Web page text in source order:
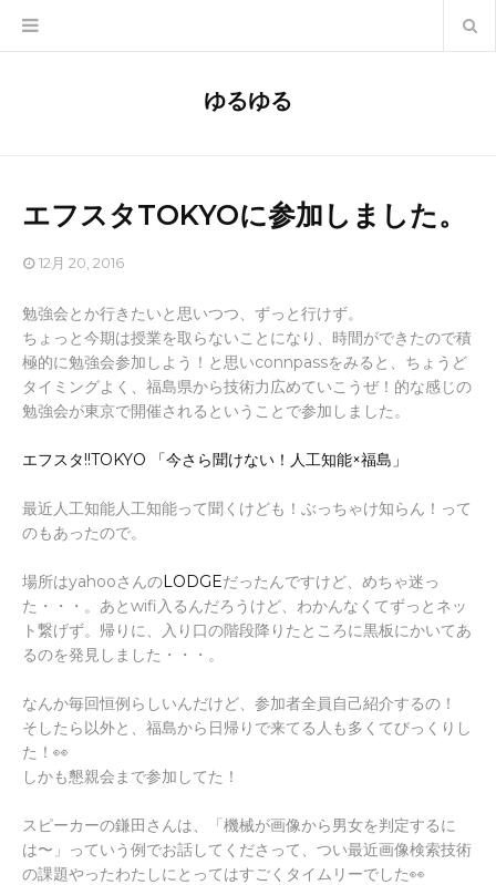
ゆるゆる
エフスタTOKYOに参加しました。
12月 20, 2016
勉強会とか行きたいと思いつつ、ずっと行けず。
ちょっと今期は授業を取らないことになり、時間ができたので積
極的に勉強会参加しよう！と思いconnpassをみると、ちょうど
タイミングよく、福島県から技術力広めていこうぜ！的な感じの
勉強会が東京で開催されるということで参加しました。
エフスタ!!TOKYO 「今さら聞けない！人工知能×福島」
最近人工知能人工知能って聞くけども！ぶっちゃけ知らん！って
のもあったので。
場所はyahooさんのLODGEだったんですけど、めちゃ迷っ
た・・・。あとwifi入るんだろうけど、わかんなくてずっとネッ
ト繋げず。帰りに、入り口の階段降りたところに黒板にかいてあ
るのを発見しました・・・。
なんか毎回恒例らしいんだけど、参加者全員自己紹介するの！
そしたら以外と、福島から日帰りで来てる人も多くてびっくりし
た！👀
しかも懇親会まで参加してた！
スピーカーの鎌田さんは、「機械が画像から男女を判定するに
は〜」っていう例でお話してくださって、つい最近画像検索技術
の課題やったわたしにとってはすごくタイムリーでした👀